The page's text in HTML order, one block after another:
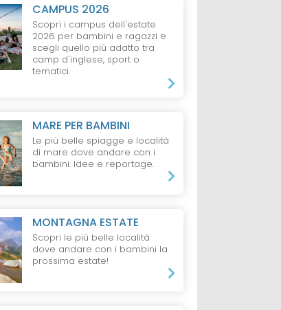
CAMPUS 2026
Scopri i campus dell'estate
2026 per bambini e ragazzi e
scegli quello più adatto tra
camp d'inglese, sport o
tematici.
MARE PER BAMBINI
Le più belle spiagge e località
di mare dove andare con i
bambini. Idee e reportage.
MONTAGNA ESTATE
Scopri le più belle località
dove andare con i bambini la
prossima estate!